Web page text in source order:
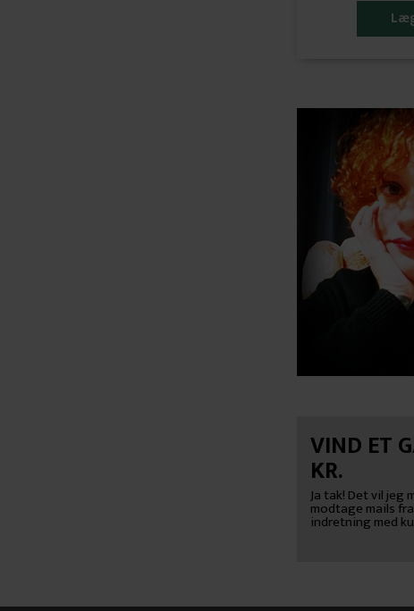
VIND ET
KR.
Ja tak! Det vil jeg
modtage mails
indretning med